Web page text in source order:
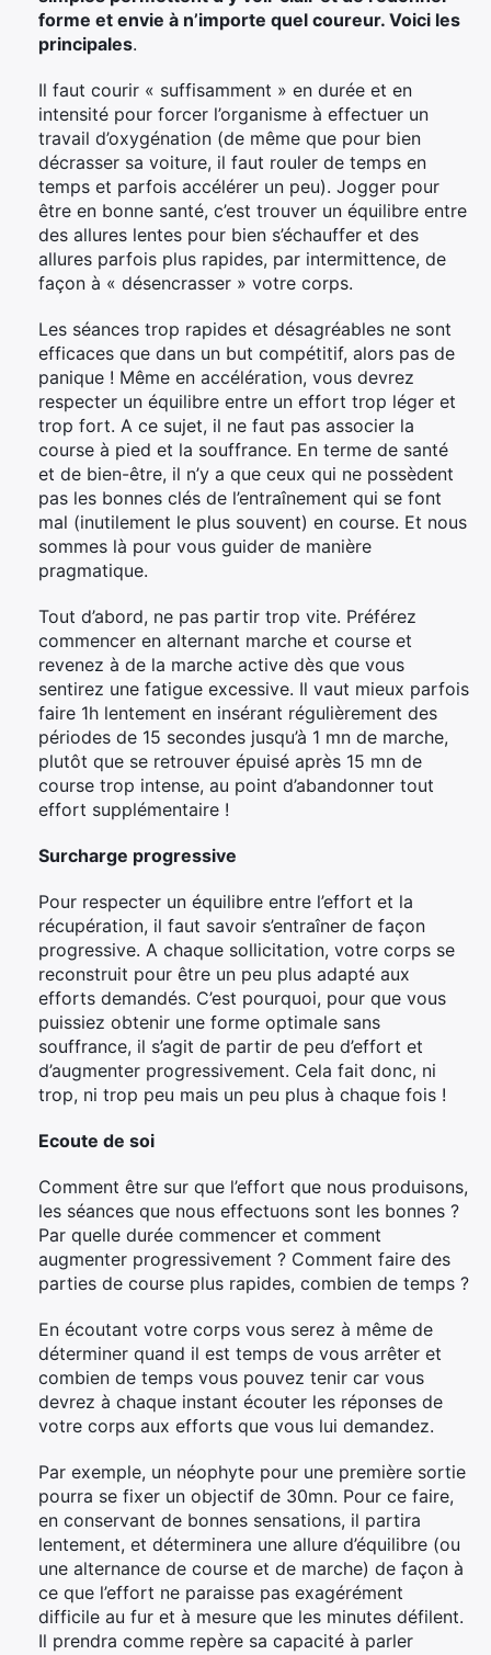
forme et envie à n’importe quel coureur. Voici les
principales.
Il faut courir « suffisamment » en durée et en
intensité pour forcer l’organisme à effectuer un
travail d’oxygénation (de même que pour bien
décrasser sa voiture, il faut rouler de temps en
temps et parfois accélérer un peu). Jogger pour
être en bonne santé, c’est trouver un équilibre entre
des allures lentes pour bien s’échauffer et des
allures parfois plus rapides, par intermittence, de
façon à « désencrasser » votre corps.
Les séances trop rapides et désagréables ne sont
efficaces que dans un but compétitif, alors pas de
panique ! Même en accélération, vous devrez
respecter un équilibre entre un effort trop léger et
trop fort. A ce sujet, il ne faut pas associer la
course à pied et la souffrance. En terme de santé
et de bien-être, il n’y a que ceux qui ne possèdent
pas les bonnes clés de l’entraînement qui se font
mal (inutilement le plus souvent) en course. Et nous
sommes là pour vous guider de manière
pragmatique.
Tout d’abord, ne pas partir trop vite. Préférez
commencer en alternant marche et course et
revenez à de la marche active dès que vous
sentirez une fatigue excessive. Il vaut mieux parfois
faire 1h lentement en insérant régulièrement des
périodes de 15 secondes jusqu’à 1 mn de marche,
plutôt que se retrouver épuisé après 15 mn de
course trop intense, au point d’abandonner tout
effort supplémentaire !
Surcharge progressive
Pour respecter un équilibre entre l’effort et la
récupération, il faut savoir s’entraîner de façon
progressive. A chaque sollicitation, votre corps se
reconstruit pour être un peu plus adapté aux
efforts demandés. C’est pourquoi, pour que vous
puissiez obtenir une forme optimale sans
souffrance, il s’agit de partir de peu d’effort et
d’augmenter progressivement. Cela fait donc, ni
trop, ni trop peu mais un peu plus à chaque fois !
Ecoute de soi
Comment être sur que l’effort que nous produisons,
les séances que nous effectuons sont les bonnes ?
Par quelle durée commencer et comment
augmenter progressivement ? Comment faire des
parties de course plus rapides, combien de temps ?
En écoutant votre corps vous serez à même de
déterminer quand il est temps de vous arrêter et
combien de temps vous pouvez tenir car vous
devrez à chaque instant écouter les réponses de
votre corps aux efforts que vous lui demandez.
Par exemple, un néophyte pour une première sortie
pourra se fixer un objectif de 30mn. Pour ce faire,
en conservant de bonnes sensations, il partira
lentement, et déterminera une allure d’équilibre (ou
une alternance de course et de marche) de façon à
ce que l’effort ne paraisse pas exagérément
difficile au fur et à mesure que les minutes défilent.
Il prendra comme repère sa capacité à parler